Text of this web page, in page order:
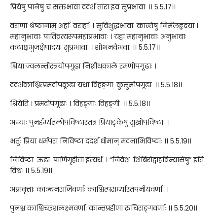
प्रियेषु पानेषु च सक्तभावा ददर्श तारा इव सुप्रभावाः ।। 5.5.17।।
वराणां श्रेष्ठानाम् अर्हाः वरार्हाः । सुविशुद्धभावाः कान्तेषु निर्मलहृदया ।
महानुभावाः पातिव्रत्यरूपमहाप्रभावाः । यद्वा महानुभावाः अनुभावाः
कटाक्षभुजक्षेपादयः सुप्रभावाः । शोभनवैभवाः ।। 5.5.17।।
श्रिया ज्वलन्तीस्त्रयोपगूढा निशीथकाले रमणोपगूढाः ।
ददर्शकाश्चित्प्रमदोपकूढा यथा विहङ्गाः कुसुमोपगूढाः ।। 5.5.18।।
श्रियेति । प्रमदोपगूढाः । विहङ्गाः विहङ्गीः ।। 5.5.18।।
अन्याः पुनर्हर्म्यतलोपविष्टास्तत्र प्रियाङ्केषु सुखोपविष्टाः ।
भर्तुः प्रिया धर्मपरा निविष्टा ददर्श धीमान् मदनाभिविष्टाः ।। 5.5.19।।
निविष्टाः ऊढाः पाणिगृहीता इत्यर्थः । “निवेशः शिबिरोद्वाहविन्यासेषु” इति
विश्वः ।। 5.5.19।।
अप्रावृत्ताः काञ्चनराजिवर्णाः काश्चित्परार्घ्यास्तपनीयवर्णाः ।
पुनश्च काश्चिच्छशलक्ष्मवर्णाः कान्तप्रहीणा रुचिराङ्गवर्णाः ।। 5.5.20।।